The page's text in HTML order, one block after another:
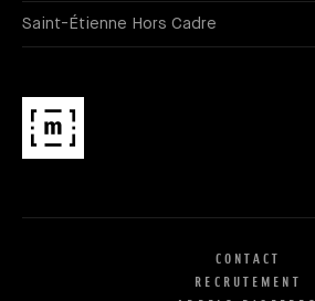
Saint-Étienne Hors Cadre
CONTACT
RECRUTEMENT